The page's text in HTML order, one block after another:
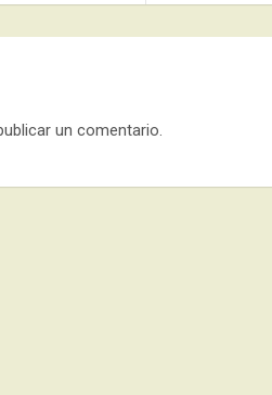
un comentario.